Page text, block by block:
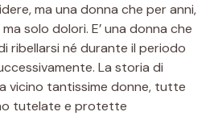
ma una donna che per anni,
solo dolori. E’ una donna che
ribellarsi né durante il periodo
La storia di
vicino tantissime donne, tutte
tutelate e protette